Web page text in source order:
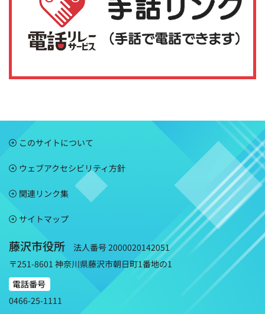
このサイトについて
ウェブアクセシビリティ方針
関連リンク集
サイトマップ
藤沢市役所
法人番号 2000020142051
〒251-8601 神奈川県藤沢市朝日町1番地の1
電話番号
0466-25-1111